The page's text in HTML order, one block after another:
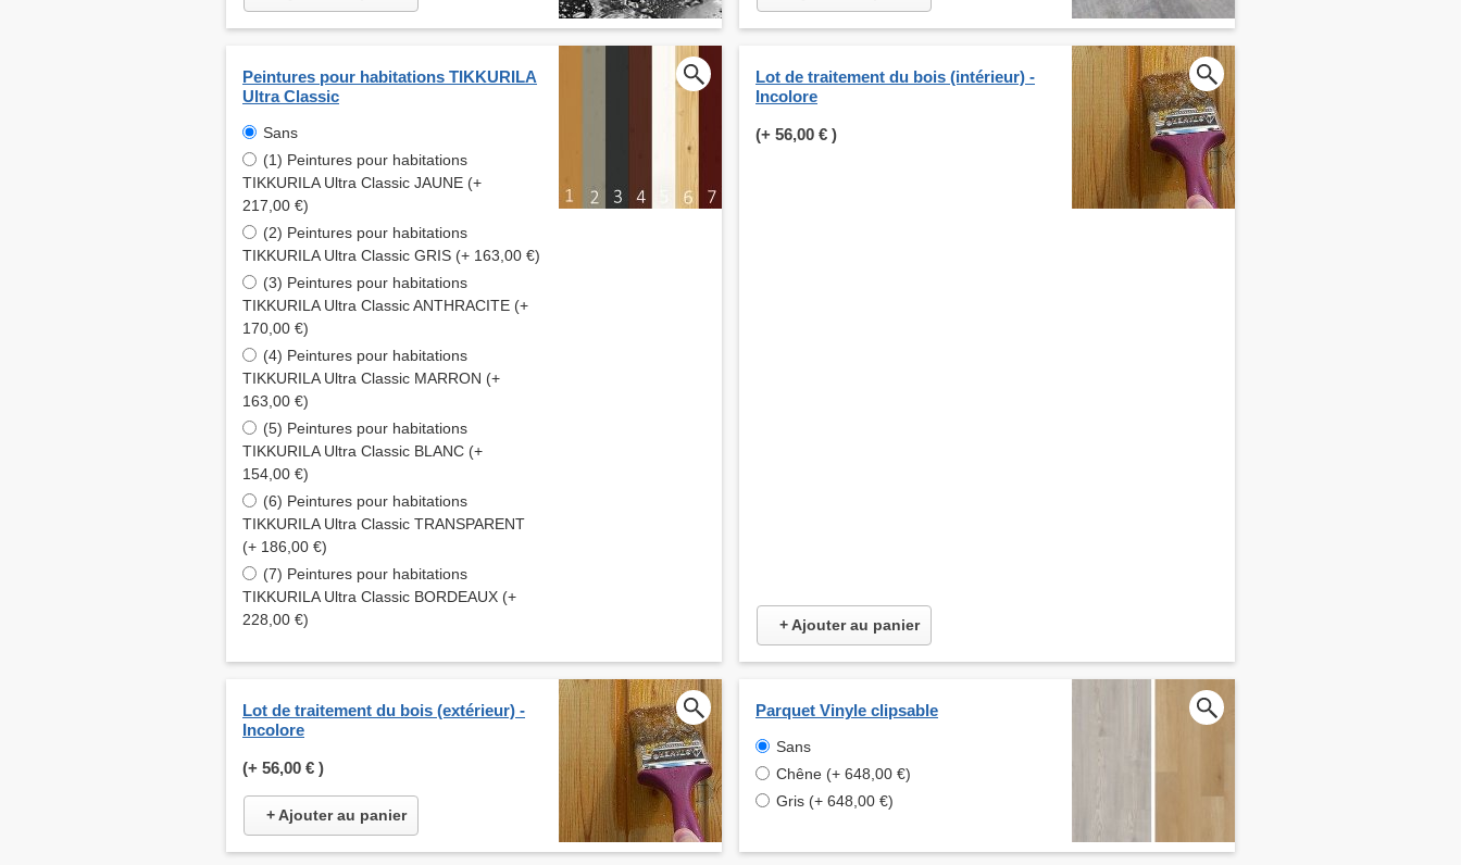
Peintures pour habitations TIKKURILA
Ultra Classic
Sans
(1) Peintures pour habitations
TIKKURILA Ultra Classic JAUNE (+
217,00 €)
(2) Peintures pour habitations
TIKKURILA Ultra Classic GRIS (+ 163,00 €)
(3) Peintures pour habitations
TIKKURILA Ultra Classic ANTHRACITE (+
170,00 €)
(4) Peintures pour habitations
TIKKURILA Ultra Classic MARRON (+
163,00 €)
(5) Peintures pour habitations
TIKKURILA Ultra Classic BLANC (+
154,00 €)
(6) Peintures pour habitations
TIKKURILA Ultra Classic TRANSPARENT
(+ 186,00 €)
(7) Peintures pour habitations
TIKKURILA Ultra Classic BORDEAUX (+
228,00 €)
Lot de traitement du bois (intérieur) -
Incolore
(+ 56,00 € )
+ Ajouter au panier
Lot de traitement du bois (extérieur) -
Incolore
(+ 56,00 € )
+ Ajouter au panier
Parquet Vinyle clipsable
Sans
Chêne (+ 648,00 €)
Gris (+ 648,00 €)